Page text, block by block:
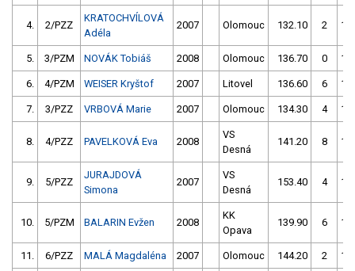
4. 2/PZZ
KRATOCHVÍLOVÁ
Adéla
2007 Olomouc 132.10 2
5. 3/PZM NOVÁK Tobiáš 2008 Olomouc 136.70 0
6. 4/PZM WEISER Kryštof 2007 Litovel 136.60 6
7. 3/PZZ VRBOVÁ Marie 2007 Olomouc 134.30 4
8. 4/PZZ PAVELKOVÁ Eva 2008
VS
Desná
141.20 8
9. 5/PZZ
JURAJDOVÁ
Simona
2007
VS
Desná
153.40 4
10. 5/PZM BALARIN Evžen 2008
KK
Opava
139.90 6
11. 6/PZZ MALÁ Magdaléna 2007 Olomouc 144.20 2